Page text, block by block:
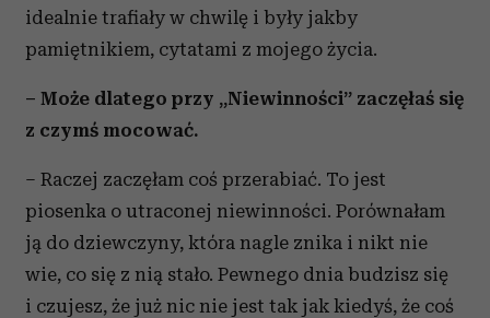
idealnie trafiały w chwilę i były jakby
pamiętnikiem, cytatami z mojego życia.
– Może dlatego przy „Niewinności” zaczęłaś się
z czymś mocować.
– Raczej zaczęłam coś przerabiać. To jest
piosenka o utraconej niewinności. Porównałam
ją do dziewczyny, która nagle znika i nikt nie
wie, co się z nią stało. Pewnego dnia budzisz się
i czujesz, że już nic nie jest tak jak kiedyś, że coś